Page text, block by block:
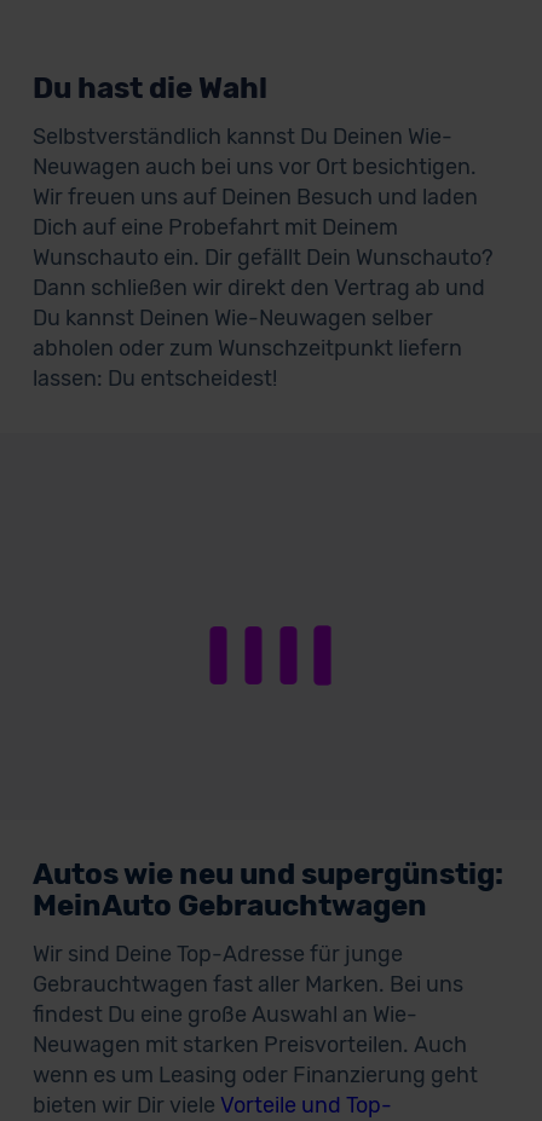
Du hast die Wahl
Selbstverständlich kannst Du Deinen Wie-
Neuwagen auch bei uns vor Ort besichtigen.
Wir freuen uns auf Deinen Besuch und laden
Dich auf eine Probefahrt mit Deinem
Wunschauto ein. Dir gefällt Dein Wunschauto?
Dann schließen wir direkt den Vertrag ab und
Du kannst Deinen Wie-Neuwagen selber
abholen oder zum Wunschzeitpunkt liefern
lassen: Du entscheidest!
Autos wie neu und supergünstig:
MeinAuto Gebrauchtwagen
Wir sind Deine Top-Adresse für junge
Gebrauchtwagen fast aller Marken. Bei uns
findest Du eine große Auswahl an Wie-
Neuwagen mit starken Preisvorteilen. Auch
wenn es um Leasing oder Finanzierung geht
bieten wir Dir viele Vorteile und Top-